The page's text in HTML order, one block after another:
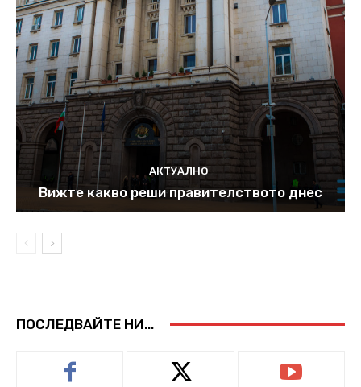
АКТУАЛНО
Вижте какво реши правителството днес
ПОСЛЕДВАЙТЕ НИ...